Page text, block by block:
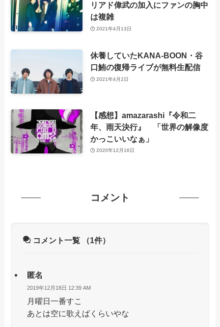
リアド偉武の加入にファンの胸中
は複雑
2021年4月13日
休養していたKANA-BOON・谷
口鮪の復帰ライブが無料生配信
2021年4月2日
【感想】amazarashi『令和二
年、雨天決行』 「世界の解像度
かっこいいなぁ」
2020年12月16日
コメント
コメント一覧 （1件）
匿名
2019年12月18日 12:39 AM
月曜日一番すこ
あとは空に歌えばくらいやな